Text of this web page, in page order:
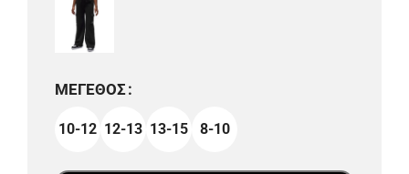
ΜΈΓΕΘΟΣ
10-12 12-13 13-15 8-10